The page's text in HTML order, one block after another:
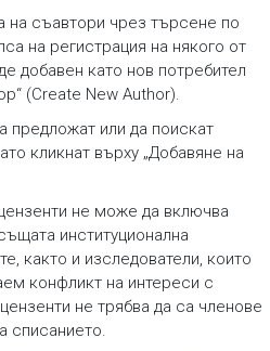
на съавтори чрез търсене по
на регистрация на някого от
добавен като нов потребител
(Create New Author).
предложат или да поискат
кликнат върху „Добавяне на
не може да включва
институционална
както и изследователи, които
конфликт на интереси с
не трябва да са членове
списанието.